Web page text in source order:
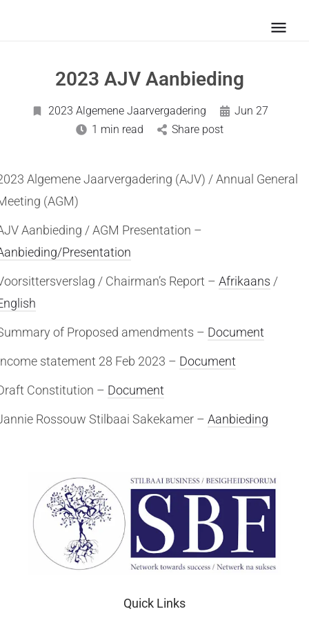
2023 AJV Aanbieding
2023 Algemene Jaarvergadering
Jun 27
1 min read
Share post
Algemene Jaarvergadering (AJV) / Annual General
(AGM)
Aanbieding / AGM Presentation –
Presentation
/ Chairman’s Report – Afrikaans /
of Proposed amendments – Document
statement 28 Feb 2023 – Document
Constitution – Document
Rossouw Stilbaai Sakekamer – Aanbieding
Quick Links